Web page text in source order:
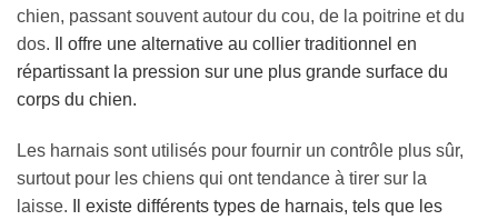
chien, passant souvent autour du cou, de la poitrine et du
dos.
Il offre une alternative au collier traditionnel en
répartissant la pression sur une plus grande surface du
corps du chien.
Les harnais sont utilisés pour fournir un contrôle plus sûr,
surtout pour les chiens qui ont tendance à tirer sur la
laisse.
Il existe différents types de harnais, tels que les